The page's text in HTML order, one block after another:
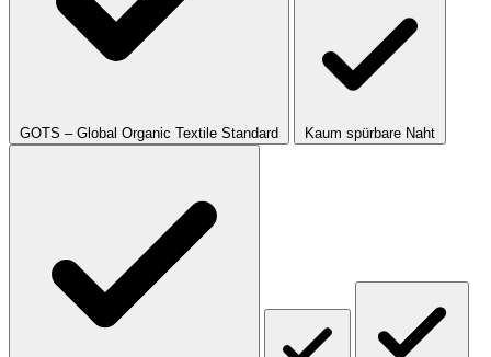
GOTS – Global Organic Textile Standard Kaum spürbare Naht